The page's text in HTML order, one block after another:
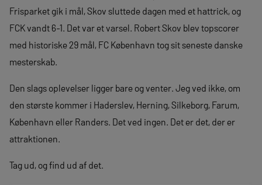
Frisparket gik i mål, Skov sluttede dagen med et hattrick, og
FCK vandt 6-1. Det var et varsel. Robert Skov blev topscorer
med historiske 29 mål, FC København tog sit seneste danske
mesterskab.
Den slags oplevelser ligger bare og venter. Jeg ved ikke, om
den største kommer i Haderslev, Herning, Silkeborg, Farum,
København eller Randers. Det ved ingen. Det er det, der er
attraktionen.
Tag ud, og find ud af det.